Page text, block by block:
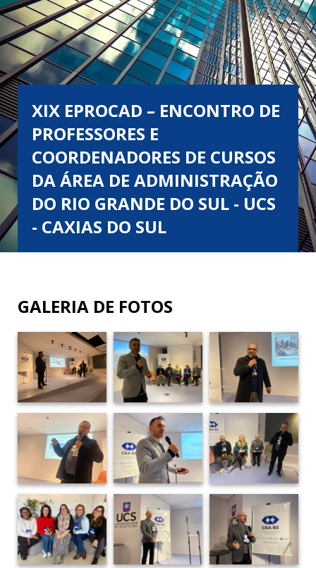
XIX EPROCAD – ENCONTRO DE
PROFESSORES E
COORDENADORES DE CURSOS
DA ÁREA DE ADMINISTRAÇÃO
DO RIO GRANDE DO SUL - UCS
- CAXIAS DO SUL
GALERIA DE FOTOS